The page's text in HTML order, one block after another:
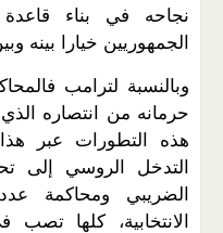
نجاحه في بناء قاعدة
الجمهوريين خيارا بينه
وبالنسبة لترامب
هذه التطورات عبر
التدخل الروسي إلى
الضريبي ومحاكمة
الانتخابية، كلها